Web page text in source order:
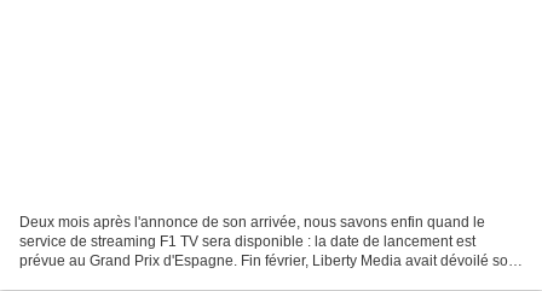
Deux mois après l'annonce de son arrivée, nous savons enfin quand le
service de streaming F1 TV sera disponible : la date de lancement est
prévue au Grand Prix d'Espagne. Fin février, Liberty Media avait dévoilé son